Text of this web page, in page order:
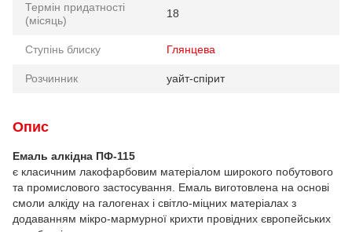
Термін придатності
(місяць)
18
Ступінь блиску Глянцева
Розчинник уайт-спірит
Опис
Емаль алкідна ПФ-115
є класичним лакофарбовим матеріалом широкого побутового
та промислового застосування. Емаль виготовлена на основі
смоли алкіду на галогенах і світло-міцних матеріалах з
додаванням мікро-мармурної крихти провідних європейських